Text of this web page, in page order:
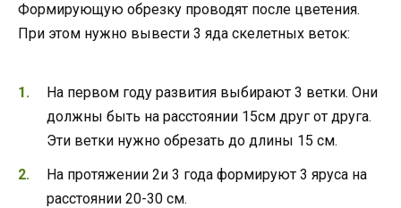
Формирующую обрезку проводят после цветения.
При этом нужно вывести 3 яда скелетных веток:
На первом году развития выбирают 3 ветки. Они
должны быть на расстоянии 15см друг от друга.
Эти ветки нужно обрезать до длины 15 см.
На протяжении 2и 3 года формируют 3 яруса на
расстоянии 20-30 см.